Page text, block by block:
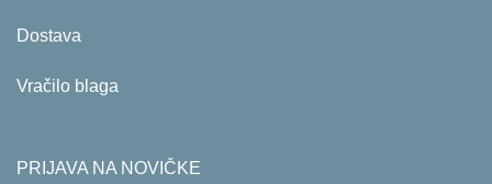
Dostava
Vračilo blaga
PRIJAVA NA NOVIČKE